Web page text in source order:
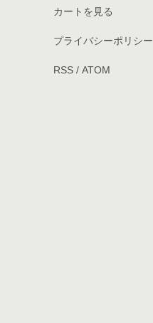
カートを見る
プライバシーポリシー
RSS/ ATOM